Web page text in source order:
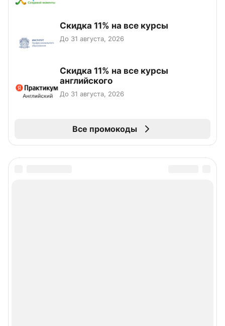
Скидка 11% на все курсы
До 31 августа, 2026
Скидка 11% на все курсы
английского
До 31 августа, 2026
Все промокоды